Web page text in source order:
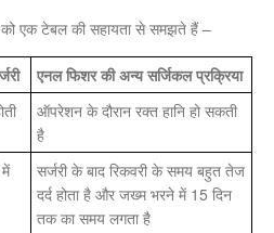
एक टेबल की सहायता से समझते हैं –
एनल फिशर की अन्य सर्जिकल प्रक्रिया
ऑपरेशन के दौरान रक्त हानि हो सकती
है
सर्जरी के बाद रिकवरी के समय बहुत तेज
दर्द होता है और जख्म भरने में 15 दिन
तक का समय लगता है